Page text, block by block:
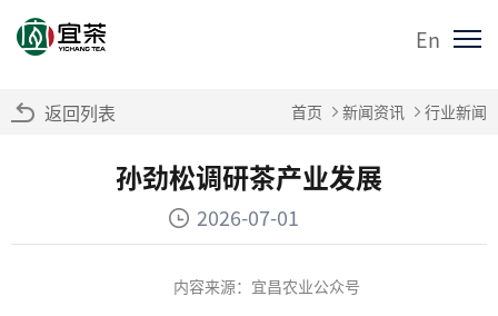
En
返回列表 首页 新闻资讯 行业新闻
孙劲松调研茶产业发展
2026-07-01
内容来源：宜昌农业公众号